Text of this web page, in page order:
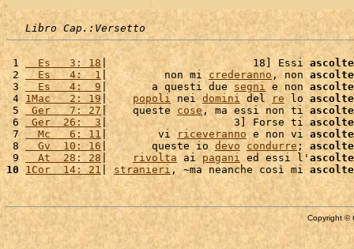
Libro Cap.:Versetto
1
  Es   3: 18
|                       18] Essi
2
  Es   4:  1
|         non mi crederanno, non
3
  Es   4:  9
|       a questi due segni e non
4 1Mac   2: 19| popoli nei domini del re lo
5 Ger   7: 27 |    queste cose , ma essi non ti
6 Ger  26:  3 |                    3] Forse ti
7
  Mc   6: 11
|        vi riceveranno e non vi
8
  Gv  10: 16
|       queste io devo condurre ;
9
  At  28: 28
| rivolta ai pagani ed essi l'
10 1Cor  14: 21 | stranieri , ~ma neanche così mi
Copyright ©